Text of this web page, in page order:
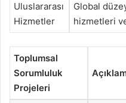
Uluslararası
Hizmetler
Global
hizmetleri
Toplumsal
Sorumluluk
Projeleri